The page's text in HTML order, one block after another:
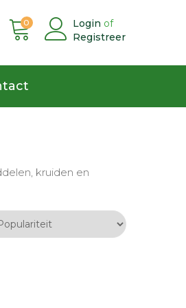
0 Login of
Registreer
kruiden en